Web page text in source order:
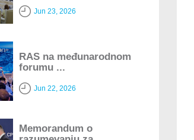
Jun 23, 2026
RAS na međunarodnom
forumu ...
Jun 22, 2026
Memorandum o